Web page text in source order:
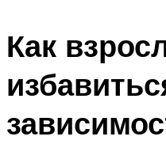
Как